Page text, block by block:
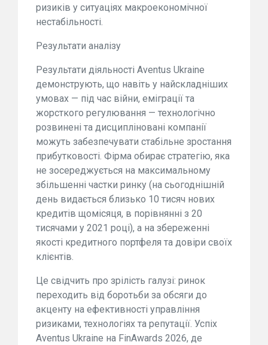
ризиків у ситуаціях макроекономічної
нестабільності.
Результати аналізу
Результати діяльності Aventus Ukraine
демонструють, що навіть у найскладніших
умовах — під час війни, еміграції та
жорсткого регулювання — технологічно
розвинені та дисципліновані компанії
можуть забезпечувати стабільне зростання
прибутковості. Фірма обирає стратегію, яка
не зосереджується на максимальному
збільшенні частки ринку (на сьогоднішній
день видається близько 10 тисяч нових
кредитів щомісяця, в порівнянні з 20
тисячами у 2021 році), а на збереженні
якості кредитного портфеля та довіри своїх
клієнтів.
Це свідчить про зрілість галузі: ринок
переходить від боротьби за обсяги до
акценту на ефективності управління
ризиками, технологіях та репутації. Успіх
Aventus Ukraine на FinAwards 2026, де